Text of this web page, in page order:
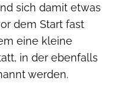
sich damit etwas
dem Start fast
eine kleine
in der ebenfalls
werden.